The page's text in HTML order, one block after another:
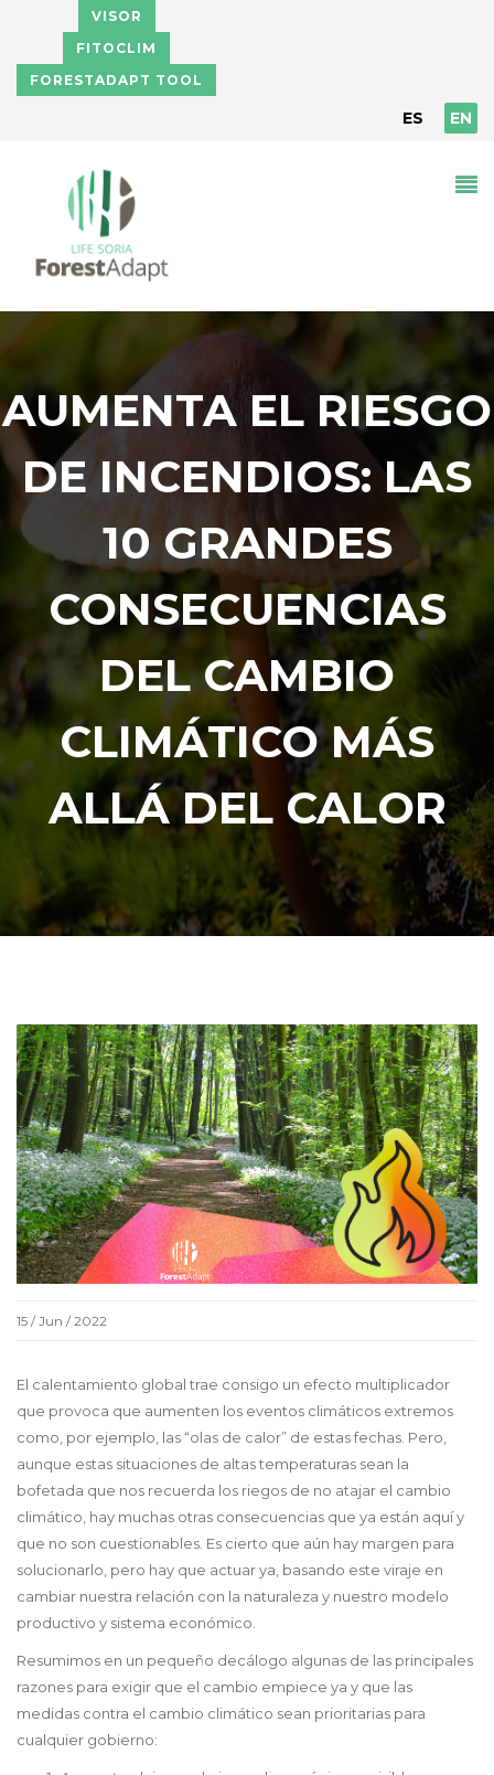
Skip to main content
VISOR
FITOCLIM
FORESTADAPT TOOL
ES EN
AUMENTA EL RIESGO
DE INCENDIOS: LAS
10 GRANDES
CONSECUENCIAS
DEL CAMBIO
CLIMÁTICO MÁS
ALLÁ DEL CALOR
15 / Jun / 2022
El calentamiento global trae consigo un efecto multiplicador
que provoca que aumenten los eventos climáticos extremos
como, por ejemplo, las “olas de calor” de estas fechas. Pero,
aunque estas situaciones de altas temperaturas sean la
bofetada que nos recuerda los riegos de no atajar el cambio
climático, hay muchas otras consecuencias que ya están aquí y
que no son cuestionables. Es cierto que aún hay margen para
solucionarlo, pero hay que actuar ya, basando este viraje en
cambiar nuestra relación con la naturaleza y nuestro modelo
productivo y sistema económico.
Resumimos en un pequeño decálogo algunas de las principales
razones para exigir que el cambio empiece ya y que las
medidas contra el cambio climático sean prioritarias para
cualquier gobierno: